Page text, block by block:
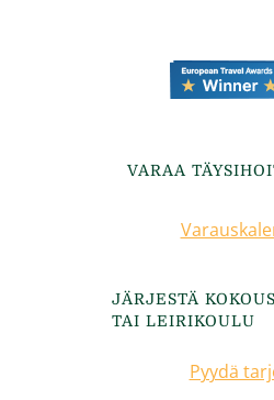
VARAA
JÄRJESTÄ
TAI LEIRIKOULU
Pyydä